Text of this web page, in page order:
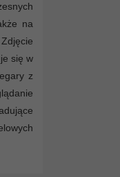
na
się w
z